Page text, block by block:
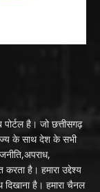
है। जो छत्तीसगढ़
के साथ देश के सभी
है। हमारा उद्देश्य
है। हमारा चैनल